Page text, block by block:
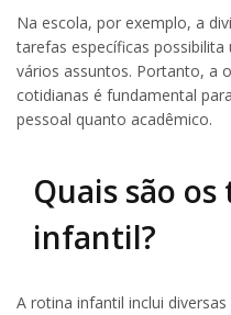
Na escola, por exemplo, a
tarefas específicas
vários assuntos. Portanto, a
cotidianas é fundamental
pessoal quanto acadêmico.
Quais são
infantil?
A rotina infantil inclui